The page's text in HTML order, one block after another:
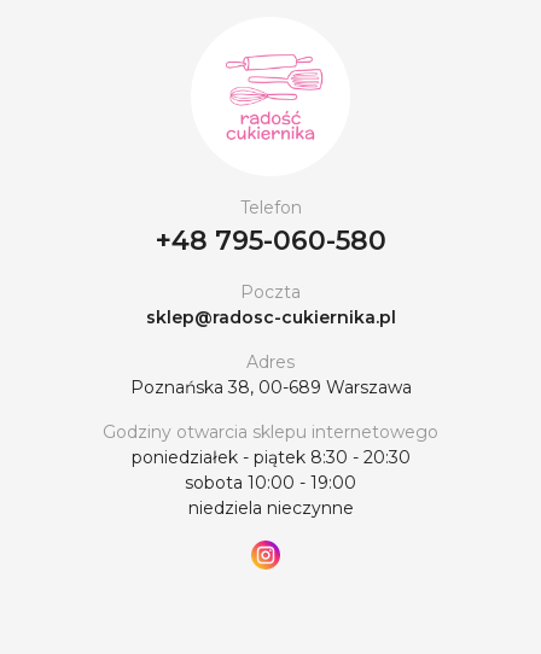
Telefon
+48 795-060-580
Poczta
sklep@radosc-cukiernika.pl
Adres
Poznańska 38, 00-689 Warszawa
Godziny otwarcia sklepu internetowego
poniedziałek - piątek 8:30 - 20:30
sobota 10:00 - 19:00
niedziela nieczynne